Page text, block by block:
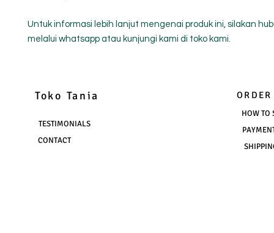
Untuk informasi lebih lanjut mengenai produk ini, silakan
melalui whatsapp atau kunjungi kami di toko kami.
Toko Tania
TESTIMONIALS
CONTACT
HOW TO